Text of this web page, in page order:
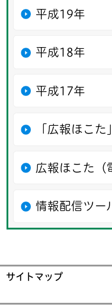
平成19年
平成18年
平成17年
「広報ほこた
広報ほこた（
情報配信ツー
サイトマップ